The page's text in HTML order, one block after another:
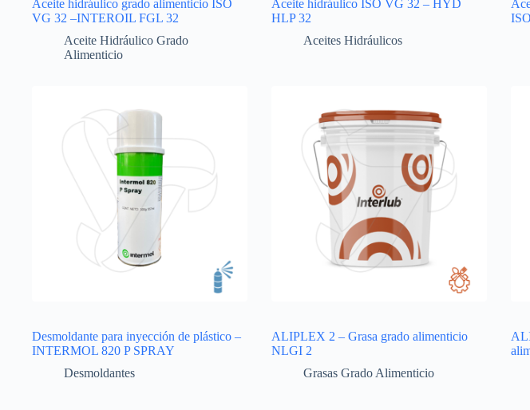
Aceite hidráulico grado alimenticio ISO
VG 32 –INTEROIL FGL 32
Aceite Hidráulico Grado
Alimenticio
Aceite hidráulico ISO VG 32 – HYD
HLP 32
Aceites Hidráulicos
Desmoldante para inyección de plástico –
INTERMOL 820 P SPRAY
Desmoldantes
ALIPLEX 2 – Grasa grado alimenticio
NLGI 2
Grasas Grado Alimenticio